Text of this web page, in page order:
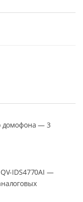
домофона — 3
IDS4770AI —